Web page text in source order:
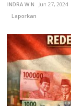
INDRA W N Jun 27, 2024
Laporkan